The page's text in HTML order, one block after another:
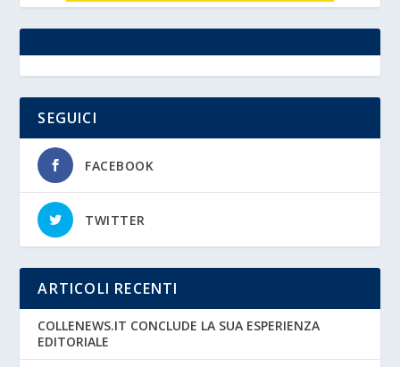
SEGUICI
FACEBOOK
TWITTER
ARTICOLI RECENTI
COLLENEWS.IT CONCLUDE LA SUA ESPERIENZA
EDITORIALE